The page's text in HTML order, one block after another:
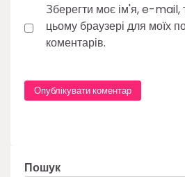
Зберегти моє ім'я, e-mail,
цьому браузері для моїх
коментарів.
Пошук